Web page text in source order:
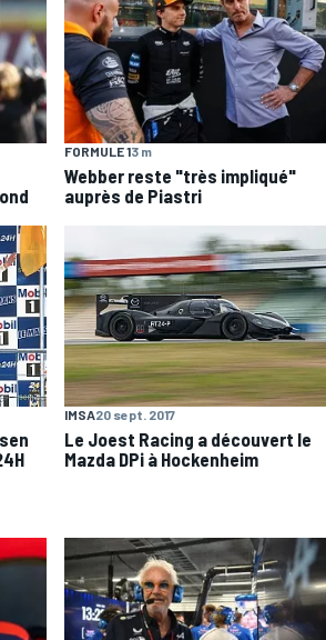
FORMULE 13 m
Webber reste "très impliqué"
auprès de Piastri
IMSA20 sept. 2017
Le Joest Racing a découvert le
Mazda DPi à Hockenheim